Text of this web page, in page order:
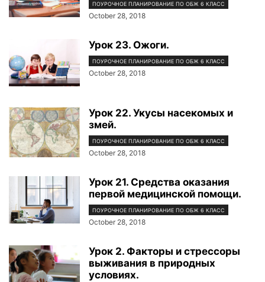
ПОУРОЧНОЕ ПЛАНИРОВАНИЕ ПО ОБЖ 6 КЛАСС
October 28, 2018
Урок 23. Ожоги.
ПОУРОЧНОЕ ПЛАНИРОВАНИЕ ПО ОБЖ 6 КЛАСС
October 28, 2018
Урок 22. Укусы насекомых и
змей.
ПОУРОЧНОЕ ПЛАНИРОВАНИЕ ПО ОБЖ 6 КЛАСС
October 28, 2018
Урок 21. Средства оказания
первой медицинской помощи.
ПОУРОЧНОЕ ПЛАНИРОВАНИЕ ПО ОБЖ 6 КЛАСС
October 28, 2018
Урок 2. Факторы и стрессоры
выживания в природных
условиях.